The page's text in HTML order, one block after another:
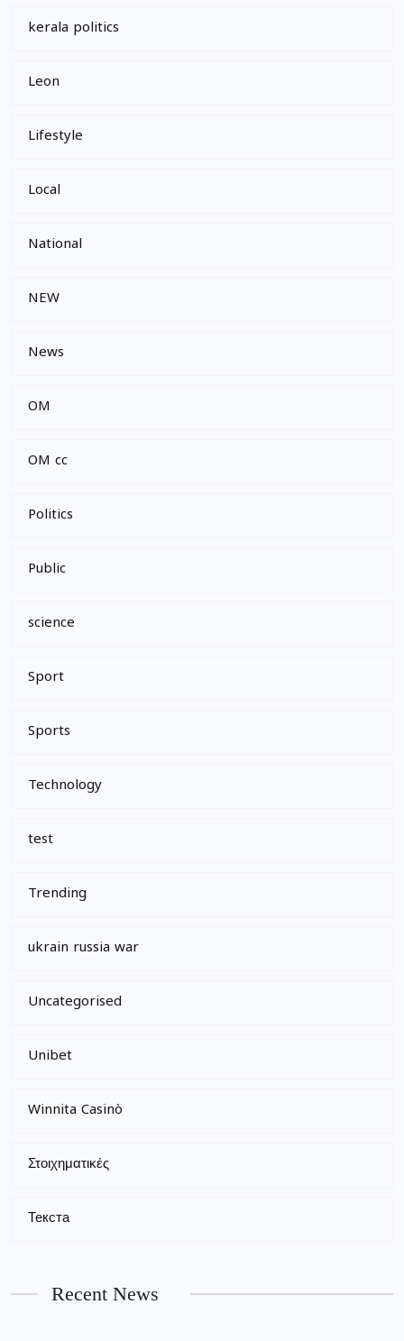
kerala politics
Leon
Lifestyle
Local
National
NEW
News
OM
OM cc
Politics
Public
science
Sport
Sports
Technology
test
Trending
ukrain russia war
Uncategorised
Unibet
Winnita Casinò
Στοιχηματικές
Текста
Recent News